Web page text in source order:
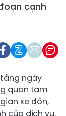
cạnh
ngày
quan tâm
xe đón,
của dịch vụ.